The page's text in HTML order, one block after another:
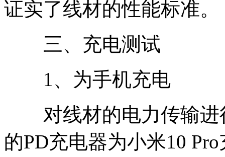
证实了线材的性能标准。
三、充电测试
1、为手机充电
对线材的电力传输进
的PD充电器为小米10